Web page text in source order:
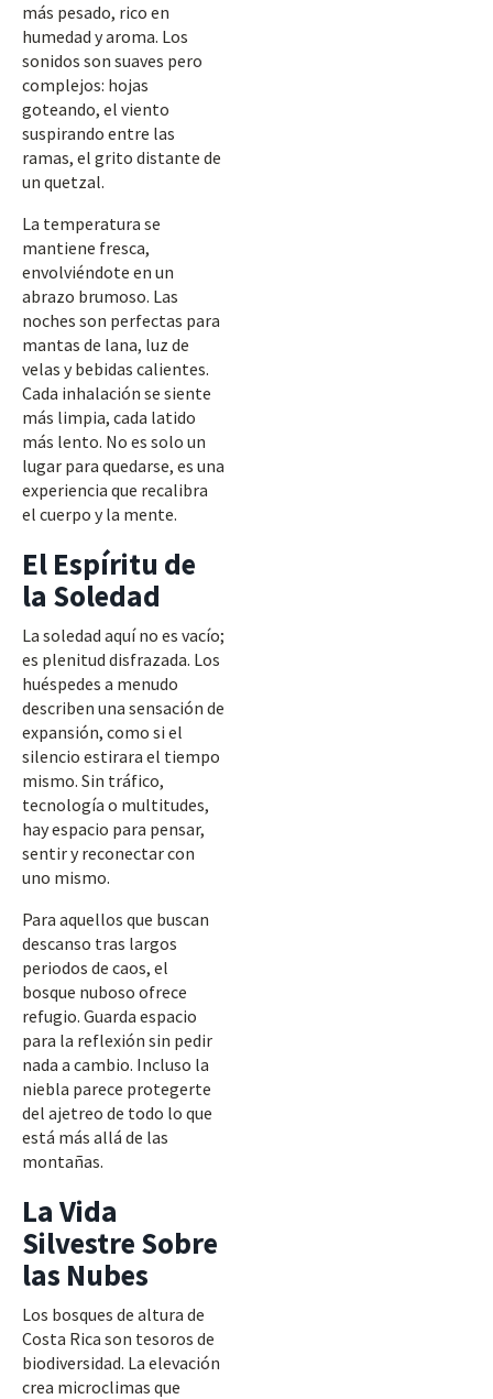
más pesado, rico en
humedad y aroma. Los
sonidos son suaves pero
complejos: hojas
goteando, el viento
suspirando entre las
ramas, el grito distante de
un quetzal.
La temperatura se
mantiene fresca,
envolviéndote en un
abrazo brumoso. Las
noches son perfectas para
mantas de lana, luz de
velas y bebidas calientes.
Cada inhalación se siente
más limpia, cada latido
más lento. No es solo un
lugar para quedarse, es una
experiencia que recalibra
el cuerpo y la mente.
El Espíritu de
la Soledad
La soledad aquí no es vacío;
es plenitud disfrazada. Los
huéspedes a menudo
describen una sensación de
expansión, como si el
silencio estirara el tiempo
mismo. Sin tráfico,
tecnología o multitudes,
hay espacio para pensar,
sentir y reconectar con
uno mismo.
Para aquellos que buscan
descanso tras largos
periodos de caos, el
bosque nuboso ofrece
refugio. Guarda espacio
para la reflexión sin pedir
nada a cambio. Incluso la
niebla parece protegerte
del ajetreo de todo lo que
está más allá de las
montañas.
La Vida
Silvestre Sobre
las Nubes
Los bosques de altura de
Costa Rica son tesoros de
biodiversidad. La elevación
crea microclimas que